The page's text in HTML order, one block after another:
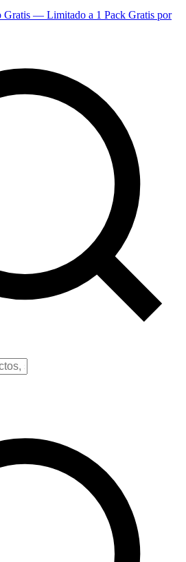
Gratis — Limitado a 1 Pack Gratis por